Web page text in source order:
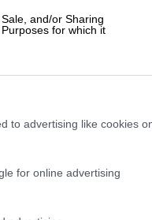
and/or Sharing
for which it
to advertising like cookies
for online advertising
αλόγων
πρώτη
Εσαουίρα